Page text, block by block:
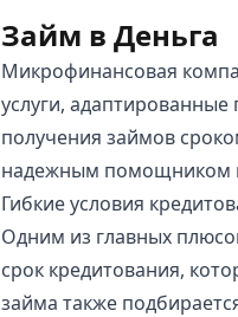
Займ в Деньга
Микрофинансовая
услуги,
получения займов
надежным помощником
Гибкие условия
Одним из главных
срок кредитования,
займа также